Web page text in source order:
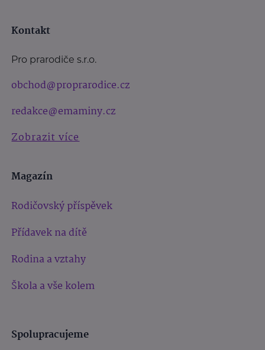
Kontakt
Pro prarodiče s.r.o.
obchod@proprarodice.cz
redakce@emaminy.cz
Zobrazit více
Magazín
Rodičovský příspěvek
Přídavek na dítě
Rodina a vztahy
Škola a vše kolem
Spolupracujeme